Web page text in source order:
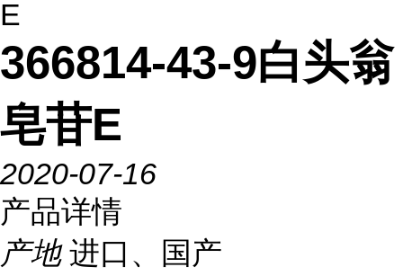
E
366814-43-9白头翁
皂苷E
2020-07-16
产品详情
产地 进口、国产